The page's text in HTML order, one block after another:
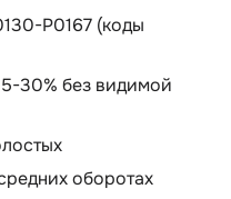
P0167 (коды
30% без видимой
оборотах